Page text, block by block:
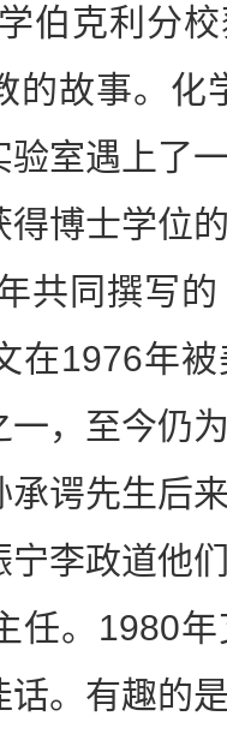
伯克利分
的故事。化
验室遇上了
得博士学位
共同撰写
在1976年
一，至今仍
承谔先生后
宁李政道他
任。1980
话。有趣的